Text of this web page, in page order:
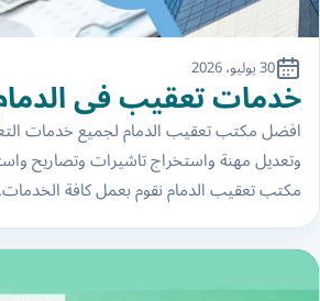
30 يوليو، 2026
خدمات تعقيب في
افضل مكتب تعقيب الدمام لجميع خدمات
وتعديل مهنة واستخراج تاشيرات وتصاريح
مكتب تعقيب الدمام نقوم بعمل كافة